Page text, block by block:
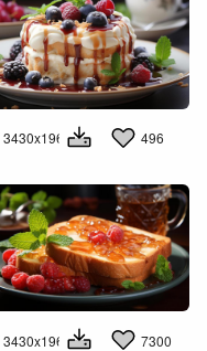
3430x1960 496
3430x1960 7300